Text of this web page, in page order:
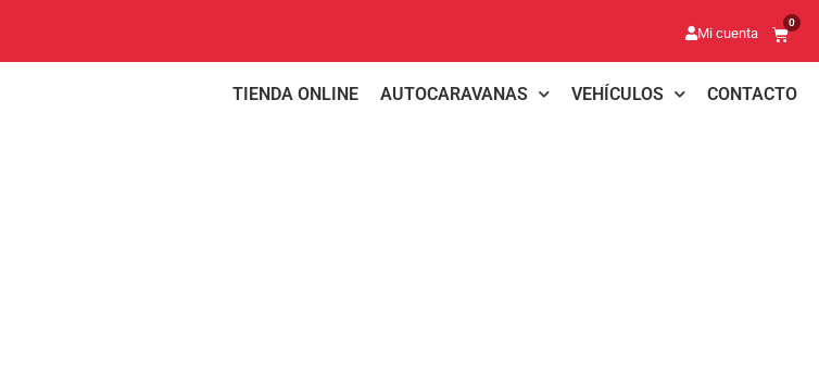
Mi cuenta
0
TIENDA ONLINE AUTOCARAVANAS VEHÍCULOS CONTACTO